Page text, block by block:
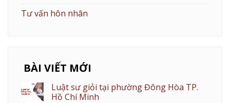
Tư vấn hôn nhân
BÀI VIẾT MỚI
Luật sư giỏi tại phường Đông Hòa TP.
Hồ Chí Minh